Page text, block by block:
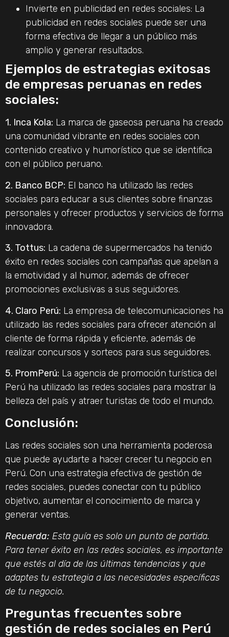
Invierte en publicidad en redes sociales: La
publicidad en redes sociales puede ser una
forma efectiva de llegar a un público más
amplio y generar resultados.
Ejemplos de estrategias exitosas
de empresas peruanas en redes
sociales:
1. Inca Kola: La marca de gaseosa peruana ha creado
una comunidad vibrante en redes sociales con
contenido creativo y humorístico que se identifica
con el público peruano.
2. Banco BCP: El banco ha utilizado las redes
sociales para educar a sus clientes sobre finanzas
personales y ofrecer productos y servicios de forma
innovadora.
3. Tottus: La cadena de supermercados ha tenido
éxito en redes sociales con campañas que apelan a
la emotividad y al humor, además de ofrecer
promociones exclusivas a sus seguidores.
4. Claro Perú: La empresa de telecomunicaciones ha
utilizado las redes sociales para ofrecer atención al
cliente de forma rápida y eficiente, además de
realizar concursos y sorteos para sus seguidores.
5. PromPerú: La agencia de promoción turística del
Perú ha utilizado las redes sociales para mostrar la
belleza del país y atraer turistas de todo el mundo.
Conclusión:
Las redes sociales son una herramienta poderosa
que puede ayudarte a hacer crecer tu negocio en
Perú. Con una estrategia efectiva de gestión de
redes sociales, puedes conectar con tu público
objetivo, aumentar el conocimiento de marca y
generar ventas.
Recuerda: Esta guía es solo un punto de partida.
Para tener éxito en las redes sociales, es importante
que estés al día de las últimas tendencias y que
adaptes tu estrategia a las necesidades específicas
de tu negocio.
Preguntas frecuentes sobre
gestión de redes sociales en Perú